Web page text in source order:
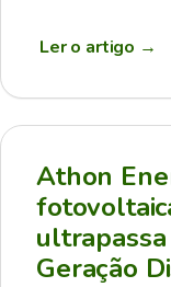
Ler o artigo →
Athon
Geração